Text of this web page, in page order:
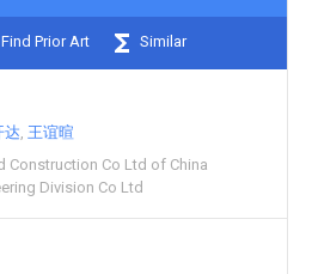
Find Prior Art Similar
达 王谊暄
Construction Co Ltd of China
Division Co Ltd